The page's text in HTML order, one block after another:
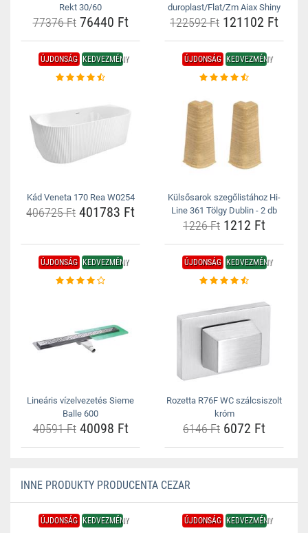
Rekt 30/60
77376 Ft76440 Ft
duroplast/Flat/Zm Aiax Shiny
122592 Ft 121102 Ft
ÚJDONSÁG KEDVEZMÉNY
Kád Veneta 170 Rea W0254
406725 Ft 401783 Ft
ÚJDONSÁG KEDVEZMÉNY
Külsősarok szegőlistához Hi-
Line 361 Tölgy Dublin - 2 db
1226 Ft 1212 Ft
ÚJDONSÁG KEDVEZMÉNY
Lineáris vízelvezetés Sieme
Balle 600
40591 Ft40098 Ft
ÚJDONSÁG KEDVEZMÉNY
Rozetta R76F WC szálcsiszolt
króm
6146 Ft 6072 Ft
INNE PRODUKTY PRODUCENTA CEZAR
ÚJDONSÁG KEDVEZMÉNY ÚJDONSÁG KEDVEZMÉNY